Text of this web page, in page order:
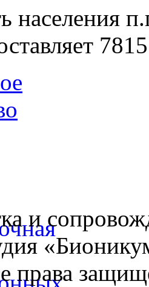
населения
и
права